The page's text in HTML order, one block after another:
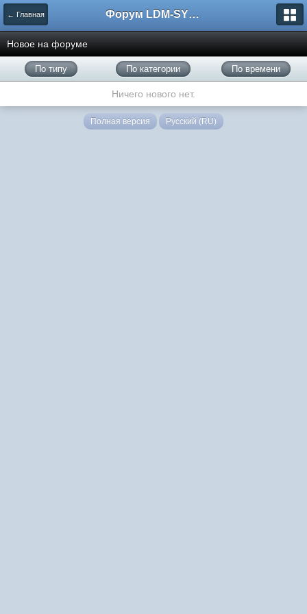
← Главная Форум LDM-SYSTEMS
Новое на форуме
По типу По категории По времени
Ничего нового нет.
Полная версия Русский (RU)